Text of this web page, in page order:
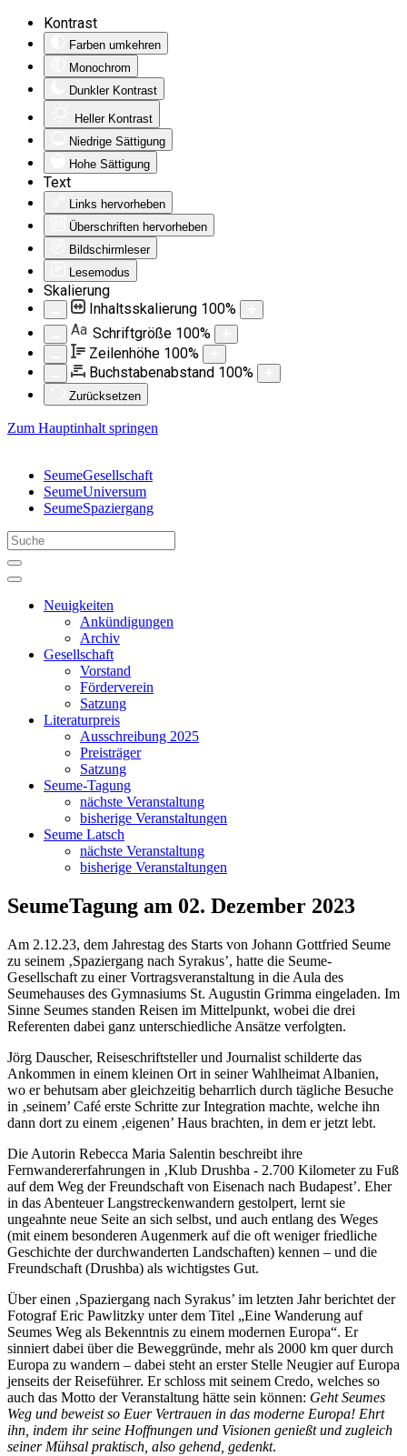
Kontrast
Farben umkehren
Monochrom
Dunkler Kontrast
Heller Kontrast
Niedrige Sättigung
Hohe Sättigung
Text
Links hervorheben
Überschriften hervorheben
Bildschirmleser
Lesemodus
Skalierung
Inhaltsskalierung 100%
Aa Schriftgröße 100%
Zeilenhöhe 100%
Buchstabenabstand 100%
Zurücksetzen
Zum Hauptinhalt springen
SeumeGesellschaft
SeumeUniversum
SeumeSpaziergang
Neuigkeiten
Ankündigungen
Archiv
Gesellschaft
Vorstand
Förderverein
Satzung
Literaturpreis
Ausschreibung 2025
Preisträger
Satzung
Seume-Tagung
nächste Veranstaltung
bisherige Veranstaltungen
Seume Latsch
nächste Veranstaltung
bisherige Veranstaltungen
SeumeTagung am 02. Dezember 2023
Am 2.12.23, dem Jahrestag des Starts von Johann Gottfried Seume
zu seinem ‚Spaziergang nach Syrakus’, hatte die Seume-
Gesellschaft zu einer Vortragsveranstaltung in die Aula des
Seumehauses des Gymnasiums St. Augustin Grimma eingeladen. Im
Sinne Seumes standen Reisen im Mittelpunkt, wobei die drei
Referenten dabei ganz unterschiedliche Ansätze verfolgten.
Jörg Dauscher, Reiseschriftsteller und Journalist schilderte das
Ankommen in einem kleinen Ort in seiner Wahlheimat Albanien,
wo er behutsam aber gleichzeitig beharrlich durch tägliche Besuche
in ‚seinem’ Café erste Schritte zur Integration machte, welche ihn
dann dort zu einem ‚eigenen’ Haus brachten, in dem er jetzt lebt.
Die Autorin Rebecca Maria Salentin beschreibt ihre
Fernwandererfahrungen in ‚Klub Drushba - 2.700 Kilometer zu Fuß
auf dem Weg der Freundschaft von Eisenach nach Budapest’. Eher
in das Abenteuer Langstreckenwandern gestolpert, lernt sie
ungeahnte neue Seite an sich selbst, und auch entlang des Weges
(mit einem besonderen Augenmerk auf die oft weniger friedliche
Geschichte der durchwanderten Landschaften) kennen – und die
Freundschaft (Drushba) als wichtigstes Gut.
Über einen ‚Spaziergang nach Syrakus’ im letzten Jahr berichtet der
Fotograf Eric Pawlitzky unter dem Titel „Eine Wanderung auf
Seumes Weg als Bekenntnis zu einem modernen Europa“. Er
sinniert dabei über die Beweggründe, mehr als 2000 km quer durch
Europa zu wandern – dabei steht an erster Stelle Neugier auf Europa
jenseits der Reiseführer. Er schloss mit seinem Credo, welches so
auch das Motto der Veranstaltung hätte sein können: Geht Seumes
Weg und beweist so Euer Vertrauen in das moderne Europa! Ehrt
ihn, indem ihr seine Hoffnungen und Visionen genießt und zugleich
seiner Mühsal praktisch, also gehend, gedenkt.